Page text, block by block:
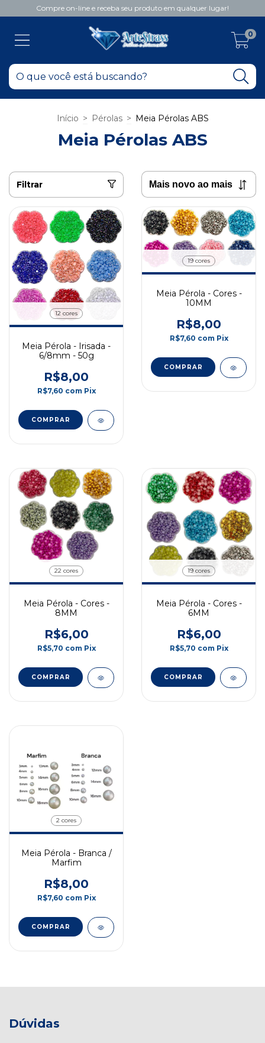
Compre on-line e receba seu produto em qualquer lugar!
0
Início > Pérolas > Meia Pérolas ABS
Meia Pérolas ABS
Filtrar
12 cores
Meia Pérola - Irisada -
6/8mm - 50g
R$8,00
R$7,60 com Pix
COMPRAR
19 cores
Meia Pérola - Cores -
10MM
R$8,00
R$7,60 com Pix
COMPRAR
22 cores
Meia Pérola - Cores -
8MM
R$6,00
R$5,70 com Pix
COMPRAR
19 cores
Meia Pérola - Cores -
6MM
R$6,00
R$5,70 com Pix
COMPRAR
2 cores
Meia Pérola - Branca /
Marfim
R$8,00
R$7,60 com Pix
COMPRAR
Dúvidas